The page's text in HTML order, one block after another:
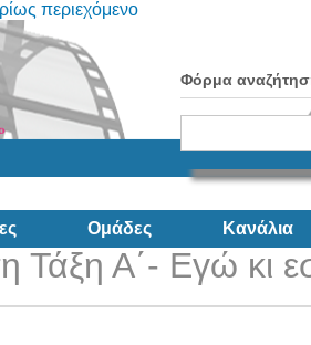
περιεχόμενο
Φόρμα
Ομάδες Κανάλια
Τάξη Α΄- Εγώ κι